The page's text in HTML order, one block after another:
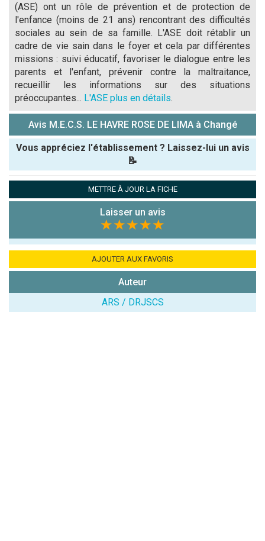
(ASE) ont un rôle de prévention et de protection de
l'enfance (moins de 21 ans) rencontrant des difficultés
sociales au sein de sa famille. L'ASE doit rétablir un
cadre de vie sain dans le foyer et cela par différentes
missions : suivi éducatif, favoriser le dialogue entre les
parents et l'enfant, prévenir contre la maltraitance,
recueillir les informations sur des situations
préoccupantes... L'ASE plus en détails.
Avis M.E.C.S. LE HAVRE ROSE DE LIMA à Changé
Vous appréciez l'établissement ? Laissez-lui un avis
📝
Note que vous souhaitez attribuer :
Antispam -
7x4 (en
METTRE À JOUR LA FICHE
Laisser un avis
★★★★★
AJOUTER AUX FAVORIS
Auteur
ARS / DRJSCS